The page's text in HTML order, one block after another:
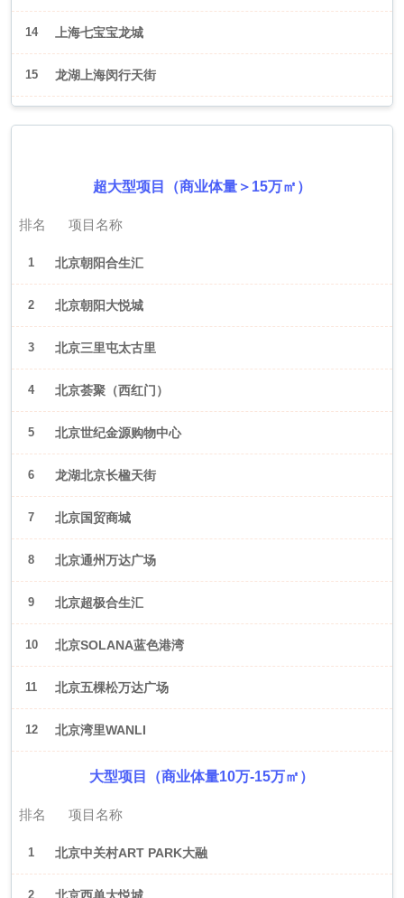
14 上海七宝宝龙城
15 龙湖上海闵行天街
超大型项目（商业体量＞15万㎡）
排名 项目名称
1 北京朝阳合生汇
2 北京朝阳大悦城
3 北京三里屯太古里
4 北京荟聚（西红门）
5 北京世纪金源购物中心
6 龙湖北京长楹天街
7 北京国贸商城
8 北京通州万达广场
9 北京超极合生汇
10 北京SOLANA蓝色港湾
11 北京五棵松万达广场
12 北京湾里WANLI
大型项目（商业体量10万-15万㎡）
排名 项目名称
1 北京中关村ART PARK大融
城
2